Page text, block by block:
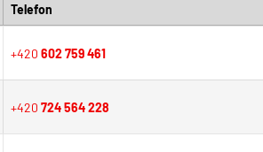
Telefon
+420 602 759 461
+420 724 564 228